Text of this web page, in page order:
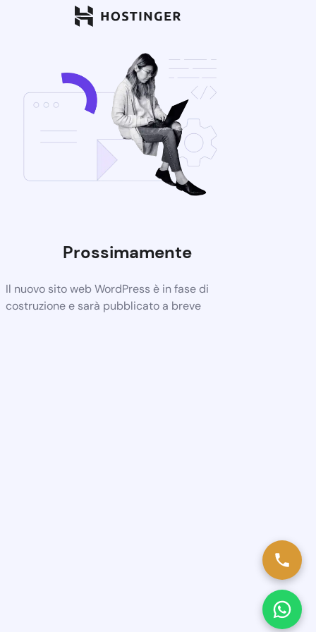
Prossimamente
Il nuovo sito web WordPress è in fase di
costruzione e sarà pubblicato a breve